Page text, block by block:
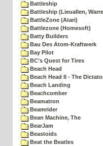
Battleship
Battleship (Lieuallen,
BattleZone (Atari)
Battlezone (Homesoft)
Batty Builders
Bau Des Atom-Kraftwerk
Bay Pilot
BC's Quest for Tires
Beach Head
Beach Head II - The
Beach Landing
Beachcomber
Beamatron
Beamrider
Bean Machine, The
BearJam
Beastoids
Beat the Beatles